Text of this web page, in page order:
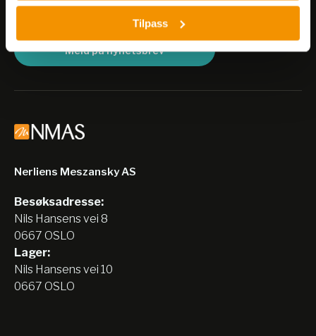
Tilpass
arrangementer og kampanjer.
Meld på nyhetsbrev
Nerliens Meszansky AS
Besøksadresse:
Nils Hansens vei 8
0667 OSLO
Lager:
Nils Hansens vei 10
0667 OSLO